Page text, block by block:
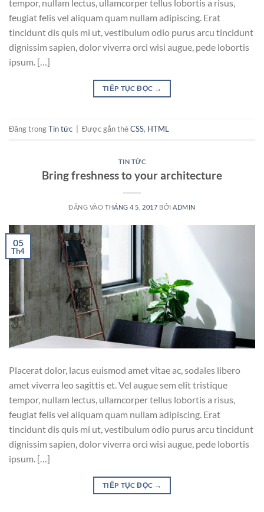
tempor, nullam lectus, ullamcorper tellus lobortis a risus,
feugiat felis vel aliquam quam nullam adipiscing. Erat
tincidunt dis quis mi ut, vestibulum odio purus arcu tincidunt
dignissim sapien, dolor viverra orci wisi augue, pede lobortis
ipsum. […]
TIẾP TỤC ĐỌC →
Đăng trongTin tức Được gắn thẻCSS, HTML
TIN TỨC
Bring freshness to your architecture
ĐĂNG VÀO THÁNG 4 5, 2017 BỞI ADMIN
05
Th4
Placerat dolor, lacus euismod amet vitae ac, sodales libero
amet viverra leo sagittis et. Vel augue sem elit tristique
tempor, nullam lectus, ullamcorper tellus lobortis a risus,
feugiat felis vel aliquam quam nullam adipiscing. Erat
tincidunt dis quis mi ut, vestibulum odio purus arcu tincidunt
dignissim sapien, dolor viverra orci wisi augue, pede lobortis
ipsum. […]
TIẾP TỤC ĐỌC →